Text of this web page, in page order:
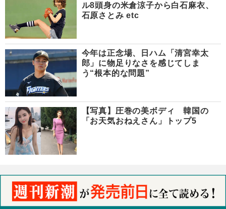
ル8頭身の米倉涼子から白石麻衣、
石原さとみ etc
今年は正念場、日ハム「清宮幸太
郎」に物足りなさを感じてしま
う“根本的な問題”
【写真】圧巻の美ボディ 韓国の
「お天気おねえさん」トップ5